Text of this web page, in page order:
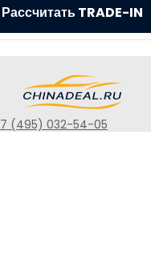
Рассчитать TRADE-IN
(495) 032-54-05